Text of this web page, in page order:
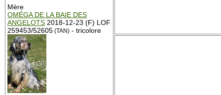
Mère
OMÉGA DE LA BAIE DES
ANGELOTS 2018-12-23 (F) LOF
259453/52605 (TAN) - tricolore